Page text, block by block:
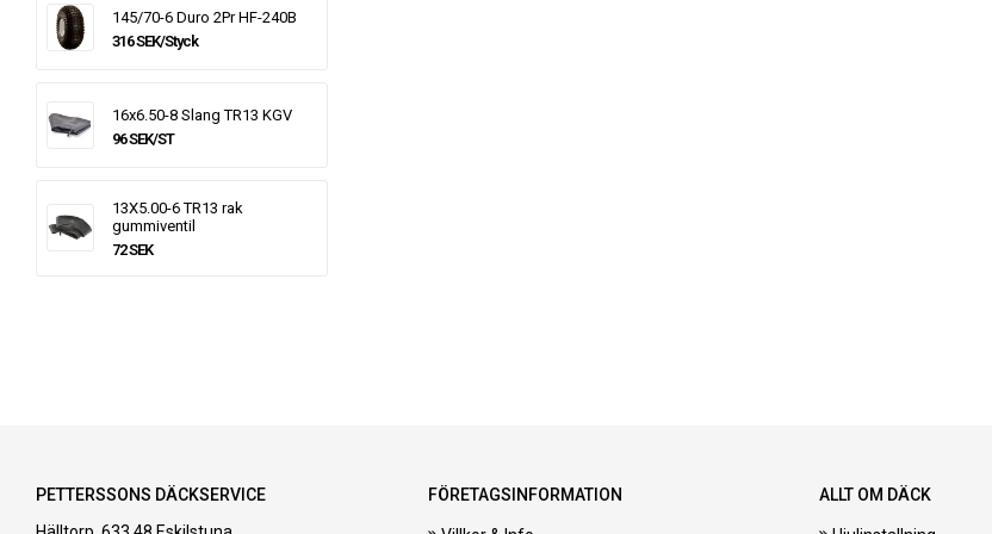
145/70-6 Duro 2Pr HF-240B
316 SEK/Styck
16x6.50-8 Slang TR13 KGV
96 SEK/ST
13X5.00-6 TR13 rak
gummiventil
72 SEK
PETTERSSONS DÄCKSERVICE
FÖRETAGSINFORMATION ALLT OM DÄCK